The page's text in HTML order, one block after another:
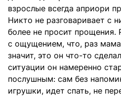
взрослые всегда априори
Никто не разговаривает с
более не просит прощения.
с ощущением, что, раз мама
значит, это он что-то
ситуации он намеренно
послушным: сам без
игрушки, идет спать, не